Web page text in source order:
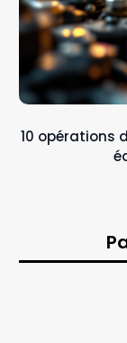
10 opérations